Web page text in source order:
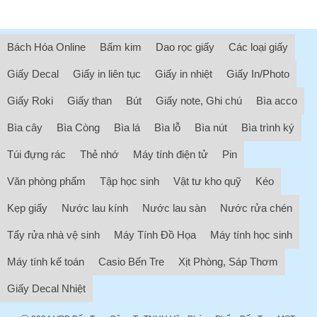
Bách Hóa Online Bấm kim Dao rọc giấy Các loại giấy
Giấy Decal Giấy in liên tục Giấy in nhiệt Giấy In/Photo
Giấy Roki Giấy than Bút Giấy note, Ghi chú Bìa acco
Bìa cây Bìa Còng Bìa lá Bìa lỗ Bìa nút Bìa trình ký
Túi đựng rác Thẻ nhớ Máy tính điện tử Pin
Văn phòng phẩm Tập học sinh Vật tư kho quỹ Kéo
Kẹp giấy Nước lau kính Nước lau sàn Nước rửa chén
Tẩy rửa nhà vệ sinh Máy Tính Đồ Họa Máy tính học sinh
Máy tính kế toán Casio Bến Tre Xịt Phòng, Sáp Thơm
Giấy Decal Nhiệt